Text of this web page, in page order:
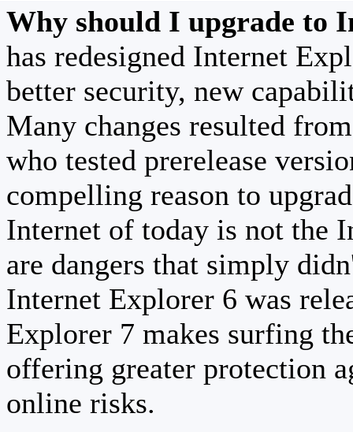
Why should I upgrade to
has redesigned Internet
better security, new
Many changes resulted
who tested prerelease
compelling reason to
Internet of today is not the
are dangers that simply
Internet Explorer 6 was
Explorer 7 makes surfing
offering greater protection
online risks.